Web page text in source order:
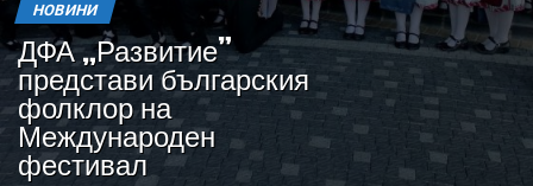
НОВИНИ
ДФА „Развитие”
представи българския
фолклор на
Международен
фестивал